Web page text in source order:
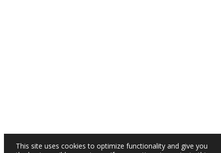
This site uses cookies to optimize functionality and give you